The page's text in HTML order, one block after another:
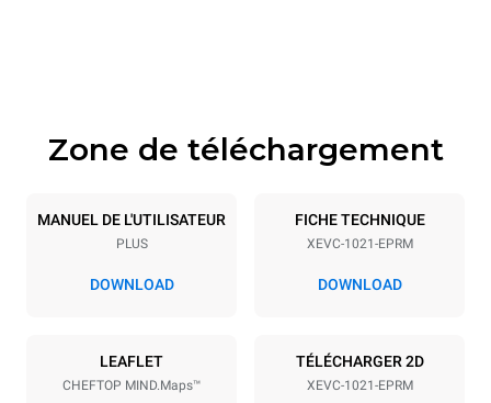
Caractéristiques de la plaque
10 GN 2/1
Espace entre les plaques
Zone de téléchargement
MANUEL DE L'UTILISATEUR
PLUS
DOWNLOAD
FICHE TECHNIQUE
XEVC-1021-EPRM
DOWNLOAD
LEAFLET
CHEFTOP MIND.Maps™
TÉLÉCHARGER 2D
XEVC-1021-EPRM